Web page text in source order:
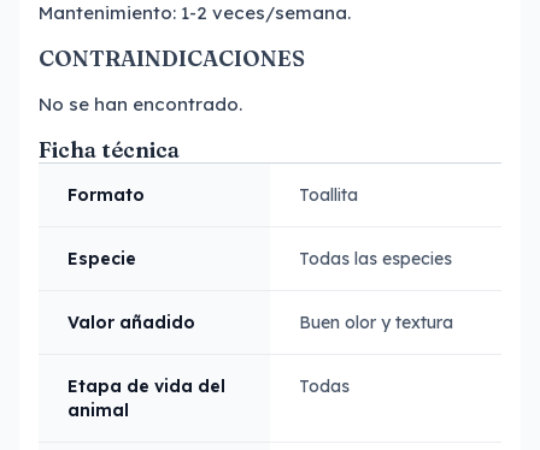
Mantenimiento: 1-2 veces/semana.
CONTRAINDICACIONES
No se han encontrado.
Ficha técnica
Formato Toallita
Especie Todas las especies
Valor añadido Buen olor y textura
Etapa de vida del
animal
Todas